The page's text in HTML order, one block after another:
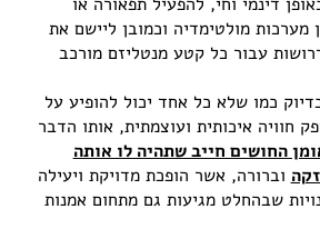
מערכות מולטימדיה וכמובן ליישם את
עבור כל קטע מנטליזם מורכב
כמו שלא כל אחד יכול להופיע על
חוויה איכותית ועוצמתית, אותו הדבר
החושים חייב שתהיה לו אותה
וברורה, אשר הופכת מדויקת ויעילה
שבהחלט מגיעות גם מתחום אמנות